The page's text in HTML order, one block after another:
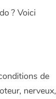
? Voici
de
nerveux,